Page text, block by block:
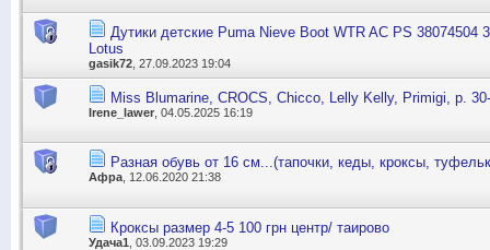
Дутики детские Puma Nieve Boot WTR AC PS 38074504
Lotus
gasik72 , 27.09.2023 19:04
Miss Blumarine, CROCS, Chicco, Lelly Kelly, Primigi, р.
Irene_lawer , 04.05.2025 16:19
Разная обувь от 16 см...(тапочки, кеды, кроксы,
Афра , 12.06.2020 21:38
Кроксы размер 4-5 100 грн центр/ таирово
Удача1 , 03.09.2023 19:29